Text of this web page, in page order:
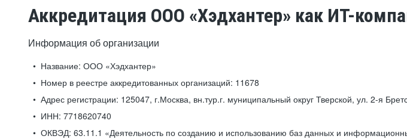
Аккредитация ООО «Хэдхантер» как ИТ-
Информация об организации
Название: ООО «Хэдхантер»
Номер в реестре аккредитованных организаций: 11678
Адрес регистрации: 125047, г.Москва, вн.тур.г. муниципальный округ Тверской, ул. 2-я
ИНН: 7718620740
ОКВЭД: 63.11.1 «Деятельность по созданию и использованию баз данных и